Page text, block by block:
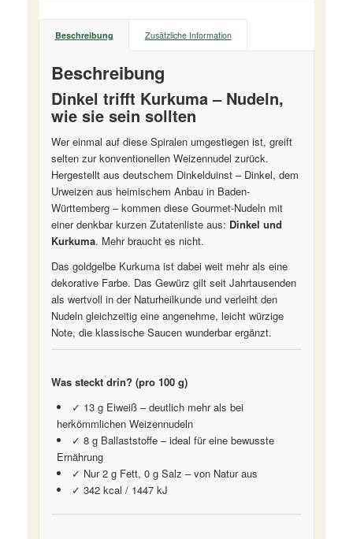
Beschreibung Zusätzliche Information
Beschreibung
Dinkel trifft Kurkuma – Nudeln,
wie sie sein sollten
Wer einmal auf diese Spiralen umgestiegen ist, greift
selten zur konventionellen Weizennudel zurück.
Hergestellt aus deutschem Dinkelduinst – Dinkel, dem
Urweizen aus heimischem Anbau in Baden-
Württemberg – kommen diese Gourmet-Nudeln mit
einer denkbar kurzen Zutatenliste aus: Dinkel und
Kurkuma. Mehr braucht es nicht.
Das goldgelbe Kurkuma ist dabei weit mehr als eine
dekorative Farbe. Das Gewürz gilt seit Jahrtausenden
als wertvoll in der Naturheilkunde und verleiht den
Nudeln gleichzeitig eine angenehme, leicht würzige
Note, die klassische Saucen wunderbar ergänzt.
Was steckt drin? (pro 100 g)
✓ 13 g Eiweiß – deutlich mehr als bei
herkömmlichen Weizennudeln
✓ 8 g Ballaststoffe – ideal für eine bewusste
Ernährung
✓ Nur 2 g Fett, 0 g Salz – von Natur aus
✓ 342 kcal / 1447 kJ